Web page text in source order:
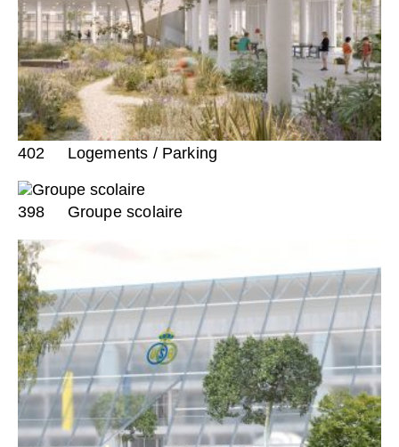
402 Logements / Parking
398 Groupe scolaire